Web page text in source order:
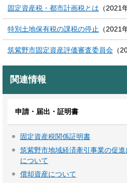
固定資産税・都市計画税とは （2021
特別土地保有税の課税の停止 （2021
筑紫野市固定資産評価審査委員会 （
関連情報
申請・届出・証明書
固定資産税関係証明書
筑紫野市地域経済牽引事業の促
について
償却資産について